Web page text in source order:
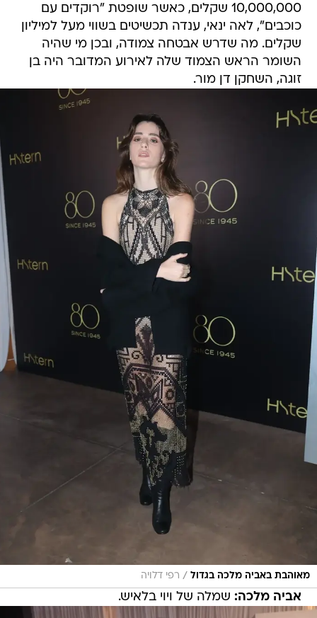
10,000,000 שקלים, כאשר שופטת "רוקדים עם
כוכבים", לאה ינאי, ענדה תכשיטים בשווי מעל למיליון
שקלים. מה שדרש אבטחה צמודה, ובכן מי שהיה
השומר הראש הצמוד שלה לאירוע המדובר היה בן
זוגה, השחקן דן מור.
מאוהבת באביה מלכה בגדול / רפי דלויה
אביה מלכה: שמלה של ויוי בלאיש.